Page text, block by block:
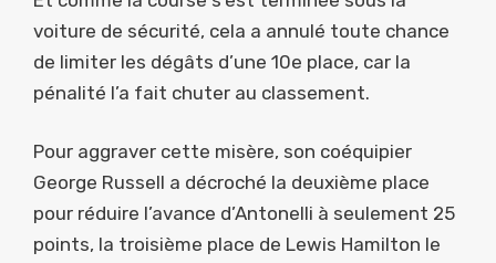
voiture de sécurité, cela a annulé toute chance
de limiter les dégâts d’une 10e place, car la
pénalité l’a fait chuter au classement.
Pour aggraver cette misère, son coéquipier
George Russell a décroché la deuxième place
pour réduire l’avance d’Antonelli à seulement 25
points, la troisième place de Lewis Hamilton le